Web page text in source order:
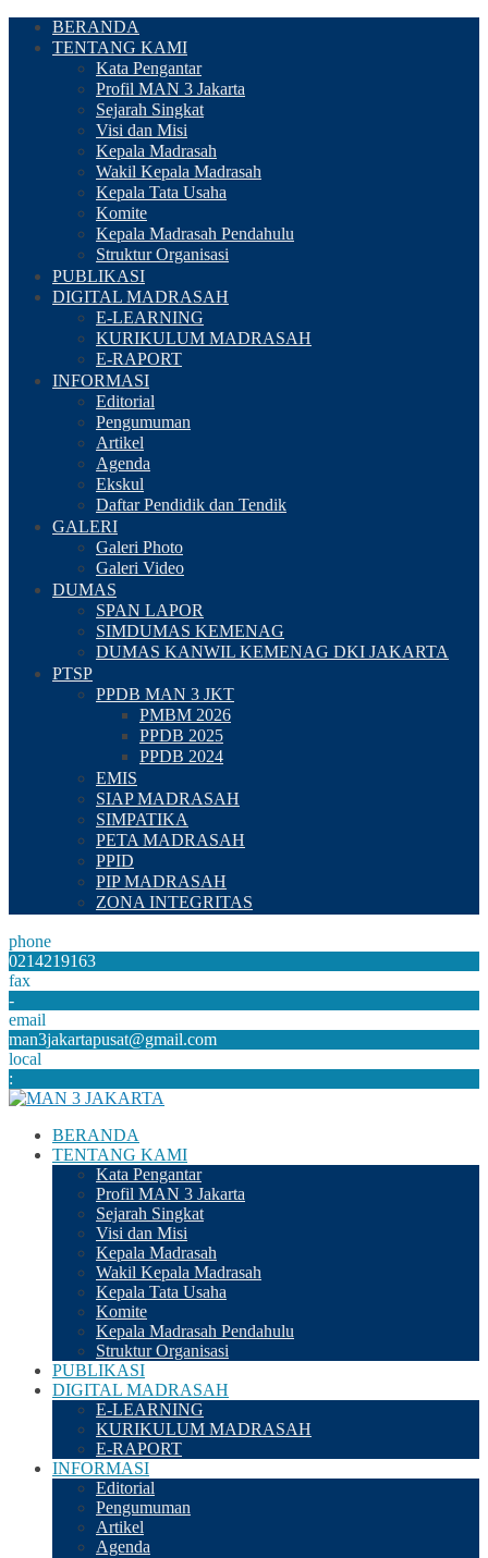
BERANDA
TENTANG KAMI
Kata Pengantar
Profil MAN 3 Jakarta
Sejarah Singkat
Visi dan Misi
Kepala Madrasah
Wakil Kepala Madrasah
Kepala Tata Usaha
Komite
Kepala Madrasah Pendahulu
Struktur Organisasi
PUBLIKASI
DIGITAL MADRASAH
E-LEARNING
KURIKULUM MADRASAH
E-RAPORT
INFORMASI
Editorial
Pengumuman
Artikel
Agenda
Ekskul
Daftar Pendidik dan Tendik
GALERI
Galeri Photo
Galeri Video
DUMAS
SPAN LAPOR
SIMDUMAS KEMENAG
DUMAS KANWIL KEMENAG DKI JAKARTA
PTSP
PPDB MAN 3 JKT
PMBM 2026
PPDB 2025
PPDB 2024
EMIS
SIAP MADRASAH
SIMPATIKA
PETA MADRASAH
PPID
PIP MADRASAH
ZONA INTEGRITAS
phone
0214219163
fax
-
email
man3jakartapusat@gmail.com
local
:
BERANDA
TENTANG KAMI
Kata Pengantar
Profil MAN 3 Jakarta
Sejarah Singkat
Visi dan Misi
Kepala Madrasah
Wakil Kepala Madrasah
Kepala Tata Usaha
Komite
Kepala Madrasah Pendahulu
Struktur Organisasi
PUBLIKASI
DIGITAL MADRASAH
E-LEARNING
KURIKULUM MADRASAH
E-RAPORT
INFORMASI
Editorial
Pengumuman
Artikel
Agenda